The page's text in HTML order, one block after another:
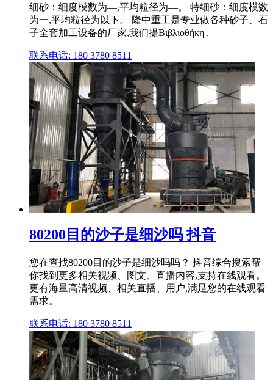
细砂：细度模数为—,平均粒径为—。 特细砂：细度模数
为一,平均粒径为以下。 隆中重工是专业做各种砂子、石
子全套加工设备的厂家,我们提Βιβλιοθήκη .
联系电话: 180 3780 8511
80200目的沙子是细沙吗 抖音
您在查找80200目的沙子是细沙吗吗？ 抖音综合搜索帮
你找到更多相关视频、图文、直播内容,支持在线观看。
更有海量高清视频、相关直播、用户,满足您的在线观看
需求。
联系电话: 180 3780 8511